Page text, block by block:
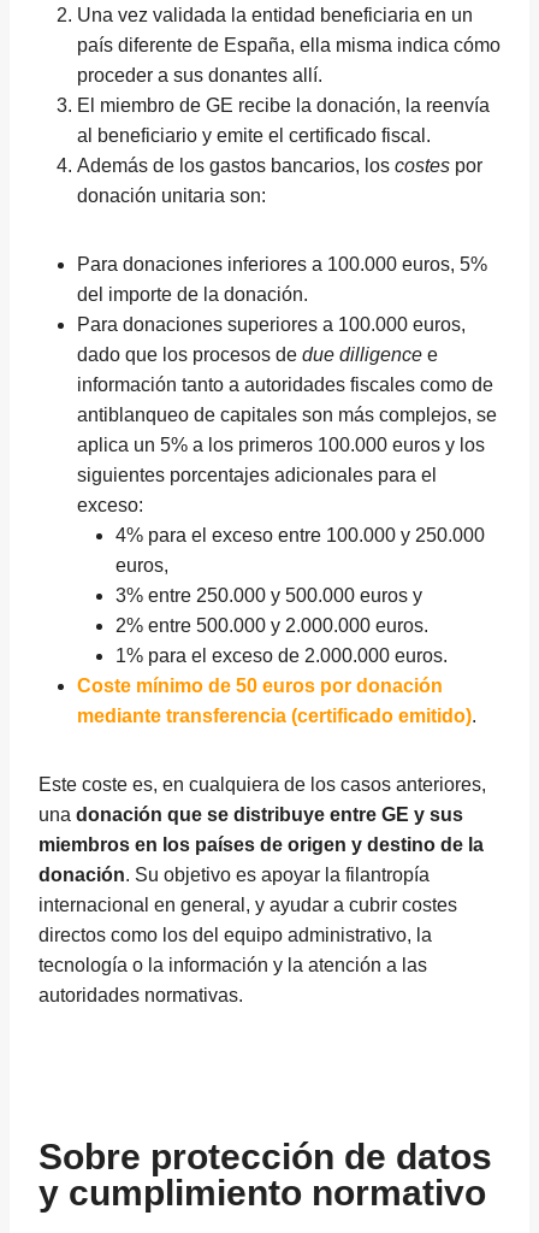
Una vez validada la entidad beneficiaria en un
país diferente de España, ella misma indica cómo
proceder a sus donantes allí.
El miembro de GE recibe la donación, la reenvía
al beneficiario y emite el certificado fiscal.
Además de los gastos bancarios, los costes por
donación unitaria son:
Para donaciones inferiores a 100.000 euros, 5%
del importe de la donación.
Para donaciones superiores a 100.000 euros,
dado que los procesos de due dilligence e
información tanto a autoridades fiscales como de
antiblanqueo de capitales son más complejos, se
aplica un 5% a los primeros 100.000 euros y los
siguientes porcentajes adicionales para el
exceso:
4% para el exceso entre 100.000 y 250.000
euros,
3% entre 250.000 y 500.000 euros y
2% entre 500.000 y 2.000.000 euros.
1% para el exceso de 2.000.000 euros.
Coste mínimo de 50 euros por donación
mediante transferencia (certificado emitido).
Este coste es, en cualquiera de los casos anteriores,
una donación que se distribuye entre GE y sus
miembros en los países de origen y destino de la
donación. Su objetivo es apoyar la filantropía
internacional en general, y ayudar a cubrir costes
directos como los del equipo administrativo, la
tecnología o la información y la atención a las
autoridades normativas.
Sobre protección de datos
y cumplimiento normativo